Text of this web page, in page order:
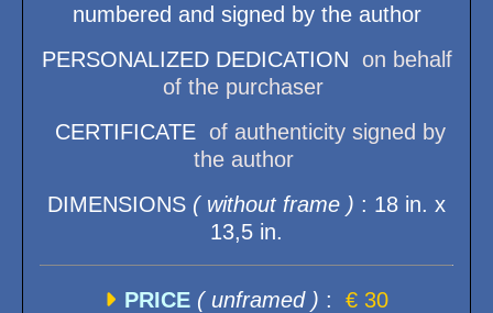
numbered and signed by the author
PERSONALIZED DEDICATION on behalf
of the purchaser
CERTIFICATEof authenticity signed by
the author
DIMENSIONS ( without frame ) : 18 in. x
13,5 in.
 PRICE ( unframed ) : € 30